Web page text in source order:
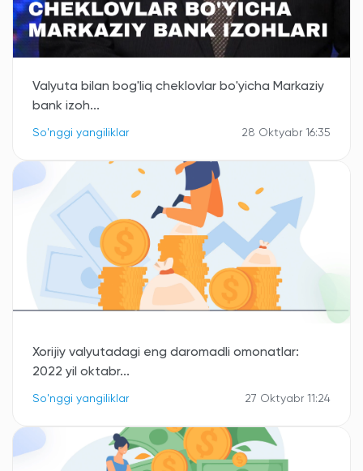
Valyuta bilan bog'liq cheklovlar bo'yicha Markaziy
bank izoh...
So'nggi yangiliklar 28 Oktyabr 16:35
Xorijiy valyutadagi eng daromadli omonatlar:
2022 yil oktabr...
So'nggi yangiliklar 27 Oktyabr 11:24